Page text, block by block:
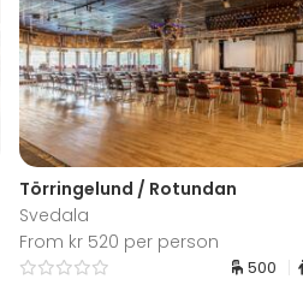
Törringelund / Rotundan
Svedala
From kr 520 per person
500